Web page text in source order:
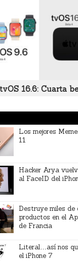
16.6: Cuarta
Los mejores
11
Hacker Arya
al FaceID del
Destruye miles de
productos en el
de Francia
Literal…así nos
el iPhone 7